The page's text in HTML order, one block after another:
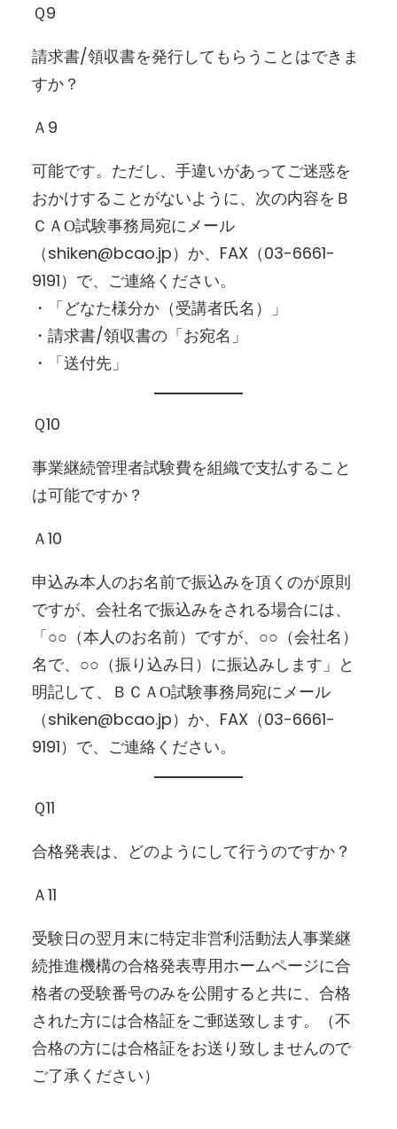
Ｑ9
請求書/領収書を発行してもらうことはできま
すか？
Ａ9
可能です。ただし、手違いがあってご迷惑を
おかけすることがないように、次の内容をＢ
ＣＡО試験事務局宛にメール
（shiken@bcao.jp）か、FAX（03-6661-
9191）で、ご連絡ください。
・「どなた様分か（受講者氏名）」
・請求書/領収書の「お宛名」
・「送付先」
Ｑ10
事業継続管理者試験費を組織で支払すること
は可能ですか？
Ａ10
申込み本人のお名前で振込みを頂くのが原則
ですが、会社名で振込みをされる場合には、
「○○（本人のお名前）ですが、○○（会社名）
名で、○○（振り込み日）に振込みします」と
明記して、ＢＣＡО試験事務局宛にメール
（shiken@bcao.jp）か、FAX（03-6661-
9191）で、ご連絡ください。
Ｑ11
合格発表は、どのようにして行うのですか？
Ａ11
受験日の翌月末に特定非営利活動法人事業継
続推進機構の合格発表専用ホームページに合
格者の受験番号のみを公開すると共に、合格
された方には合格証をご郵送致します。（不
合格の方には合格証をお送り致しませんので
ご了承ください）